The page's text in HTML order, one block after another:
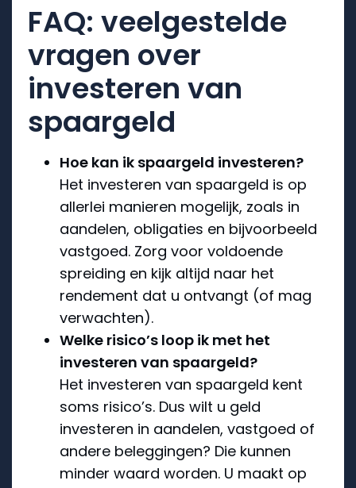
FAQ: veelgestelde
vragen over
investeren van
spaargeld
Hoe kan ik spaargeld investeren?
Het investeren van spaargeld is op
allerlei manieren mogelijk, zoals in
aandelen, obligaties en bijvoorbeeld
vastgoed. Zorg voor voldoende
spreiding en kijk altijd naar het
rendement dat u ontvangt (of mag
verwachten).
Welke risico’s loop ik met het
investeren van spaargeld?
Het investeren van spaargeld kent
soms risico’s. Dus wilt u geld
investeren in aandelen, vastgoed of
andere beleggingen? Die kunnen
minder waard worden. U maakt op